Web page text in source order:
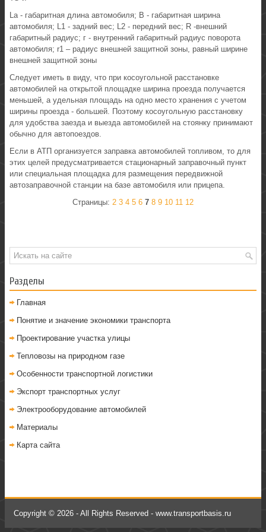
La - габаритная длина автомобиля; В - габаритная ширина
автомобиля; L1 - задний вес; L2 - передний вес; R -внешний
габаритный радиус; г - внутренний габаритный радиус поворота
автомобиля; r1 – радиус внешней защитной зоны, равный ширине
внешней защитной зоны
Следует иметь в виду, что при косоугольной расстановке
автомобилей на открытой площадке ширина проезда получается
меньшей, а удельная площадь на одно место хранения с учетом
ширины проезда - большей. Поэтому косоугольную расстановку
для удобства заезда и выезда автомобилей на стоянку принимают
обычно для автопоездов.
Если в АТП организуется заправка автомобилей топливом, то для
этих целей предусматривается стационарный заправочный пункт
или специальная площадка для размещения передвижной
автозаправочной станции на базе автомобиля или прицепа.
Страницы: 2 3 4 5 6 7 8 9 10 11 12
Разделы
Главная
Понятие и значение экономики транспорта
Проектирование участка улицы
Тепловозы на природном газе
Особенности транспортной логистики
Экспорт транспортных услуг
Электрооборудование автомобилей
Материалы
Карта сайта
Copyright © 2026 - All Rights Reserved - www.transportbasis.ru